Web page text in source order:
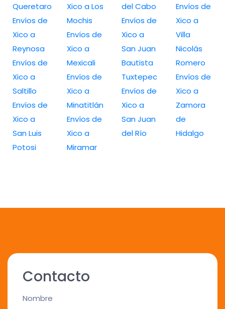
Queretaro
Envíos de
Xico a
Reynosa
Envíos de
Xico a
Saltillo
Envíos de
Xico a
San Luis
Potosi
Xico a Los
Mochis
Envíos de
Xico a
Mexicali
Envíos de
Xico a
Minatitlán
Envíos de
Xico a
Miramar
del Cabo
Envíos de
Xico a
San Juan
Bautista
Tuxtepec
Envíos de
Xico a
San Juan
del Río
Envíos de
Xico a
Villa
Nicolás
Romero
Envíos de
Xico a
Zamora
de
Hidalgo
Contacto
Nombre